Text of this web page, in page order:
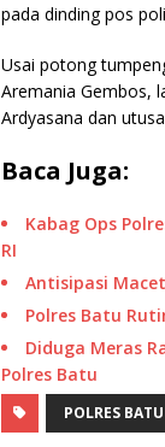
pada dinding pos
Usai potong
Aremania Gembos,
Ardyasana dan
Baca Juga:
Kabag Ops
RI
Antisipasi
Polres Batu
Diduga Meras
Polres Batu
POLRES BATU